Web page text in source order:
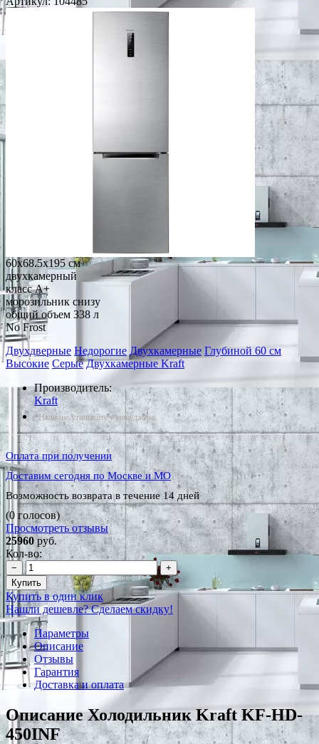
60x68.5x195 см
двухкамерный
класс A+
морозильник снизу
общий объем 338 л
No Frost
Двухдверные Недорогие Двухкамерные Глубиной 60 см
Высокие Серые Двухкамерные Kraft
Производитель:
Kraft
*Наличие уточняйте у менеджера
Оплата при получении
Доставим сегодня по Москве и МО
Возможность возврата в течение 14 дней
(0 голосов)
Просмотреть отзывы
25960руб.
Кол-во:
−
+
Купить
Купить в один клик
Нашли дешевле? Сделаем скидку!
Параметры
Описание
Отзывы
Гарантия
Доставка и оплата
Описание Холодильник Kraft KF-HD-
450INF